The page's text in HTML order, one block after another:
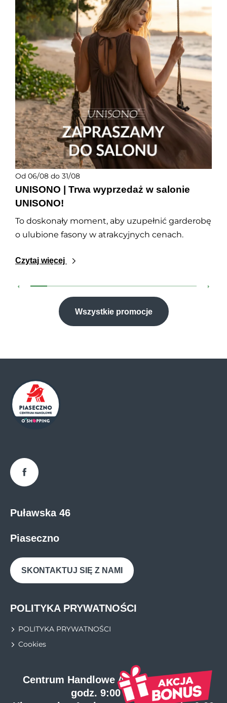
Od 06/08 do 31/08
UNISONO
| Trwa wyprzedaż w salonie
UNISONO!
To doskonały moment, aby uzupełnić garderobę
o ulubione fasony w atrakcyjnych cenach.
Czytaj więcej
Wszystkie promocje
Puławska 46
Piaseczno
SKONTAKTUJ SIĘ Z NAMI
POLITYKA PRYWATNOŚCI
POLITYKA PRYWATNOŚCI
Cookies
Facebook
Centrum Handlowe Auchan otwarte w
godz. 9:00 - 21:00